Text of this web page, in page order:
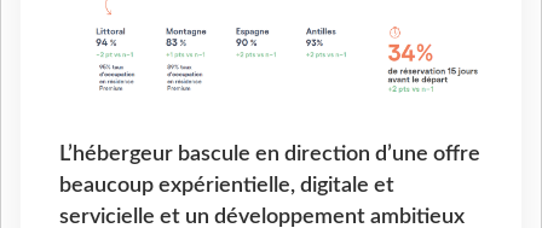
L’hébergeur bascule en direction d’une offre
beaucoup expérientielle, digitale et
servicielle et un développement ambitieux